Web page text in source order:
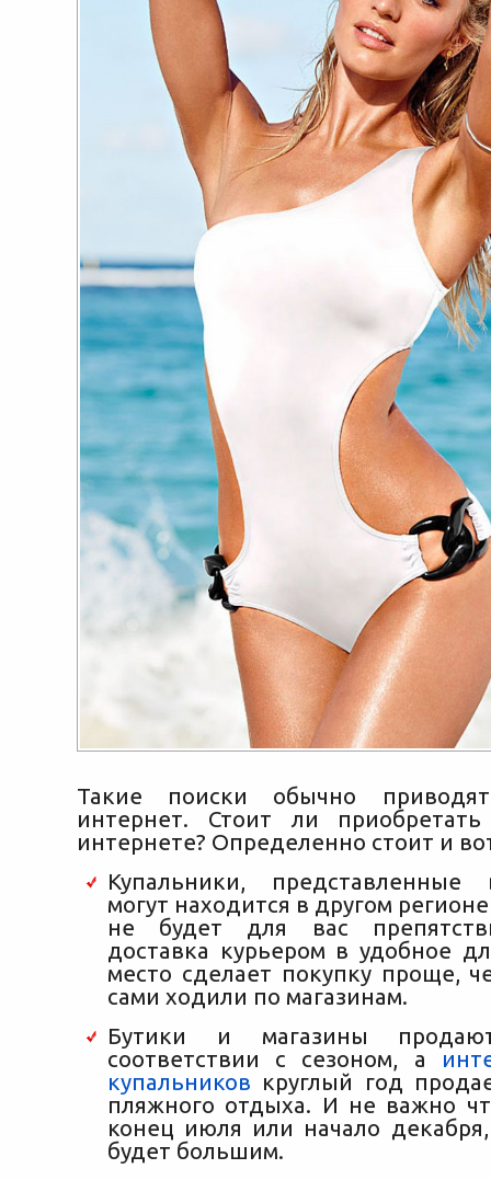
Такие поиски обычно
интернет. Стоит ли
интернете? Определенно стоит и
Купальники, представленные
могут находится в другом
не будет для вас
доставка курьером в удобное
место сделает покупку проще,
сами ходили по магазинам.
Бутики и магазины
соответствии с сезоном, а
купальников круглый год
пляжного отдыха. И не важно
конец июля или начало
будет большим.